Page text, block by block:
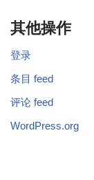
其他操作
登录
条目 feed
评论 feed
WordPress.org